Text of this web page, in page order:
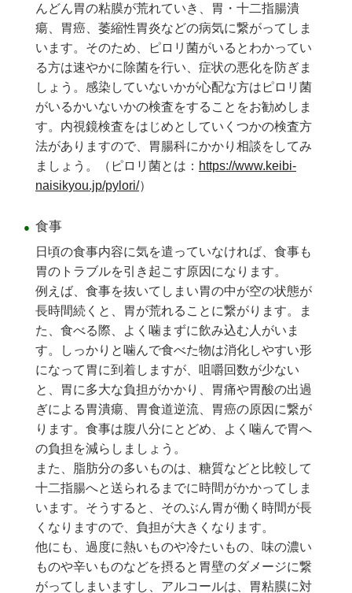
んどん胃の粘膜が荒れていき、胃・十二指腸潰
瘍、胃癌、萎縮性胃炎などの病気に繋がってしま
います。そのため、ピロリ菌がいるとわかってい
る方は速やかに除菌を行い、症状の悪化を防ぎま
しょう。感染していないかが心配な方はピロリ菌
がいるかいないかの検査をすることをお勧めしま
す。内視鏡検査をはじめとしていくつかの検査方
法がありますので、胃腸科にかかり相談をしてみ
ましょう。（ピロリ菌とは： https://www.keibi-
naisikyou.jp/pylori/）
食事
日頃の食事内容に気を遣っていなければ、食事も
胃のトラブルを引き起こす原因になります。
例えば、食事を抜いてしまい胃の中が空の状態が
長時間続くと、胃が荒れることに繋がります。ま
た、食べる際、よく噛まずに飲み込む人がいま
す。しっかりと噛んで食べた物は消化しやすい形
になって胃に到着しますが、咀嚼回数が少ない
と、胃に多大な負担がかかり、胃痛や胃酸の出過
ぎによる胃潰瘍、胃食道逆流、胃癌の原因に繋が
ります。食事は腹八分にとどめ、よく噛んで胃へ
の負担を減らしましょう。
また、脂肪分の多いものは、糖質などと比較して
十二指腸へと送られるまでに時間がかかってしま
います。そうすると、そのぶん胃が働く時間が長
くなりますので、負担が大きくなります。
他にも、過度に熱いものや冷たいもの、味の濃い
ものや辛いものなどを摂ると胃壁のダメージに繋
がってしまいますし、アルコールは、胃粘膜に対